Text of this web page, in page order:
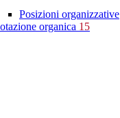
Posizioni organizzative
organica 15